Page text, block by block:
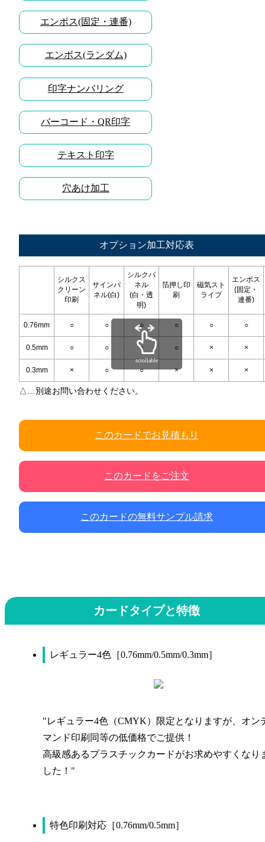
エンボス(固定・連番)
エンボス(ランダム)
印字ナンバリング
バーコード・QR印字
テキスト印字
穴あけ加工
オプション加工対応表
シルクス
クリーン
印刷
サインパ
ネル(白)
シルクパ
ネル
(白・透
明)
箔押し印
刷
磁気スト
ライプ
エンボス
(固定・
連番)
0.76mm ○ ○ ○ ○ ○ ○
0.5mm ○ ○ ○ ○ × ×
0.3mm × ○ ○ × × ×
△…別途お問い合わせください。
scrollable
このカードでお見積もり
このカードをご注文
このカードの無料サンプル請求
カードタイプと特徴
レギュラー4色［0.76mm/0.5mm/0.3mm］
"レギュラー4色（CMYK）限定となりますが、オン
マンド印刷同等の低価格でご提供！
高級感あるプラスチックカードがお求めやすくなり
した！"
特色印刷対応［0.76mm/0.5mm］